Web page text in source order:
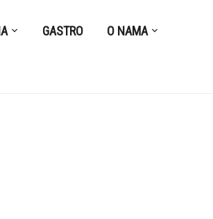
GASTRO O NAMA